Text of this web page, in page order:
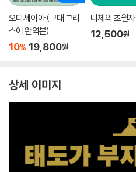
오디세이아 (고대 그리
스어 완역본)
10% 19,800원
니체의 초월자
12,500원
상세 이미지